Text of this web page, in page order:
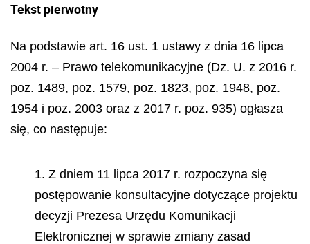
Tekst pierwotny
Na podstawie art. 16 ust. 1 ustawy z dnia 16 lipca
2004 r. – Prawo telekomunikacyjne (Dz. U. z 2016 r.
poz. 1489, poz. 1579, poz. 1823, poz. 1948, poz.
1954 i poz. 2003 oraz z 2017 r. poz. 935) ogłasza
się, co następuje:
1. Z dniem 11 lipca 2017 r. rozpoczyna się
postępowanie konsultacyjne dotyczące projektu
decyzji Prezesa Urzędu Komunikacji
Elektronicznej w sprawie zmiany zasad